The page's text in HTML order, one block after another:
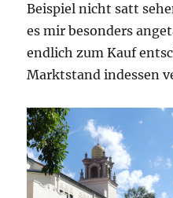
Beispiel nicht satt
es mir besonders
endlich zum Kauf
Marktstand indessen